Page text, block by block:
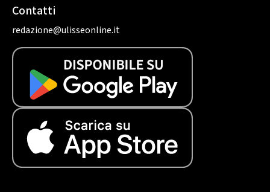
Contatti
redazione@ulisseonline.it